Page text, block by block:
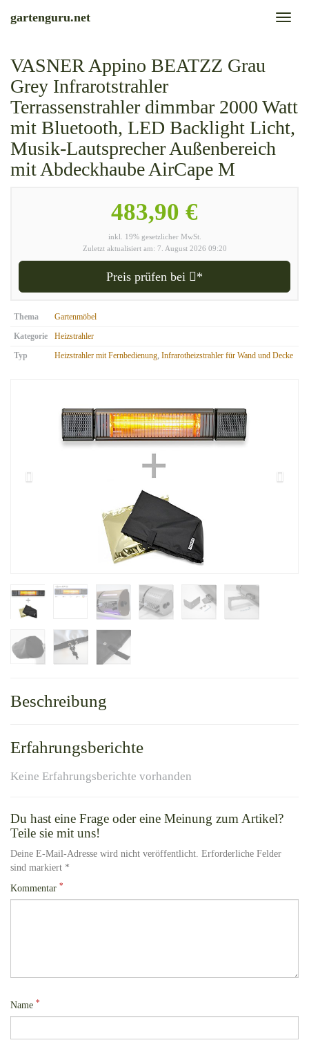
Toggle
gartenguru.net
VASNER Appino BEATZZ Grau
Grey Infrarotstrahler
Terrassenstrahler dimmbar 2000 Watt
mit Bluetooth, LED Backlight Licht,
Musik-Lautsprecher Außenbereich
mit Abdeckhaube AirCape M
483,90 €
inkl. 19% gesetzlicher MwSt.
Zuletzt aktualisiert am: 7. August 2026 09:20
Preis prüfen bei *
Thema
Gartenmöbel
Kategorie
Heizstrahler
Typ
Heizstrahler mit Fernbedienung, Infrarotheizstrahler für Wand und Decke
Beschreibung
Erfahrungsberichte
Keine Erfahrungsberichte vorhanden
Du hast eine Frage oder eine Meinung zum Artikel?
Teile sie mit uns!
Deine E-Mail-Adresse wird nicht veröffentlicht. Erforderliche Felder
sind markiert *
Kommentar *
Name *